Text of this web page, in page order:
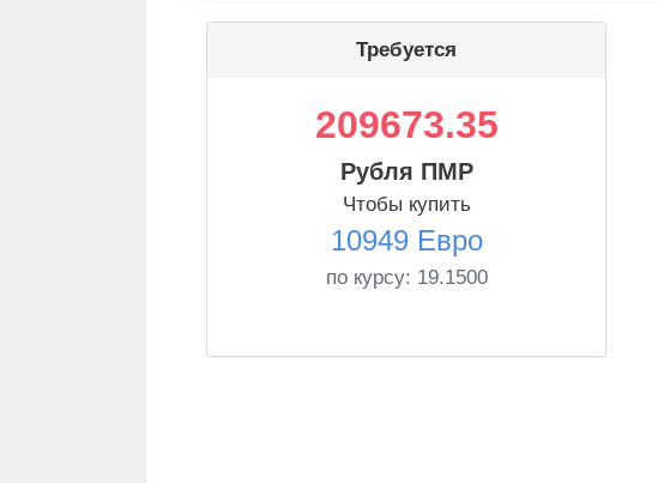
Требуется
209673.35
Рубля ПМР
Чтобы купить
10949 Евро
по курсу: 19.1500